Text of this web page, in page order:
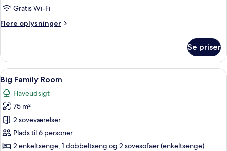
Gratis Wi-Fi
Flere oplysninger
Flere
Land
Side
Se priser
Indlæs
alle
billeder
af
Big
Family
Room
En stue med to sofaer, et
4
Big Family Room
Haveudsigt
75 m²
2 soveværelser
Plads til 6 personer
2 enkeltsenge, 1 dobbeltseng og 2 sovesofaer (enkeltsenge)